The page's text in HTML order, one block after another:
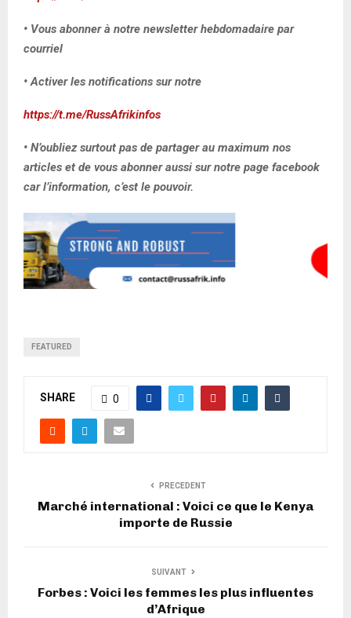
• Vous abonner à notre newsletter hebdomadaire par
courriel
• Activer les notifications sur notre
https://t.me/RussAfrikinfos
• N’oubliez surtout pas de partager au maximum nos
articles et de vous abonner aussi sur notre page facebook
car l’information, c’est le pouvoir.
FEATURED
SHARE 0
PRECEDENT
Marché international : Voici ce que le Kenya
importe de Russie
SUIVANT
Forbes : Voici les femmes les plus influentes
d’Afrique